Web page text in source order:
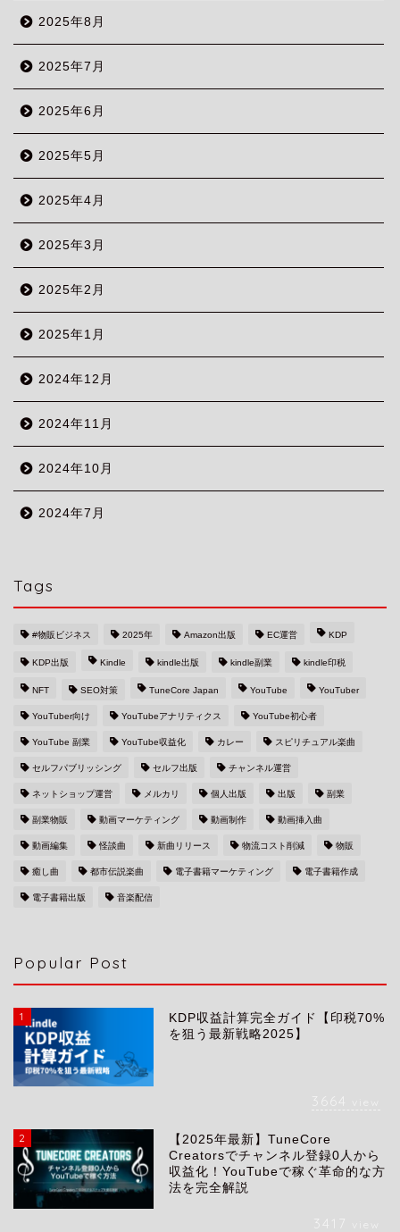
2025年8月
2025年7月
2025年6月
2025年5月
2025年4月
2025年3月
2025年2月
2025年1月
2024年12月
2024年11月
2024年10月
2024年7月
Tags
#物販ビジネス 2025年 Amazon出版 EC運営 KDP
KDP出版 Kindle kindle出版 kindle副業 kindle印税
NFT SEO対策 TuneCore Japan YouTube YouTuber
YouTuber向け YouTubeアナリティクス YouTube初心者
YouTube 副業 YouTube収益化 カレー スピリチュアル楽曲
セルフパブリッシング セルフ出版 チャンネル運営
ネットショップ運営 メルカリ 個人出版 出版 副業
副業物販 動画マーケティング 動画制作 動画挿入曲
動画編集 怪談曲 新曲リリース 物流コスト削減 物販
癒し曲 都市伝説楽曲 電子書籍マーケティング 電子書籍作成
電子書籍出版 音楽配信
Popular Post
1
KDP収益計算完全ガイド【印税70%
を狙う最新戦略2025】
3664 view
2
【2025年最新】TuneCore
Creatorsでチャンネル登録0人から
収益化！YouTubeで稼ぐ革命的な方
法を完全解説
3417 view
会社概要